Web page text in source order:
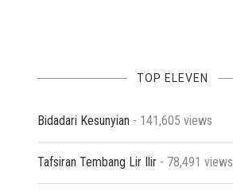
TOP ELEVEN
Bidadari Kesunyian - 141,605 views
Tafsiran Tembang Lir Ilir - 78,491 views